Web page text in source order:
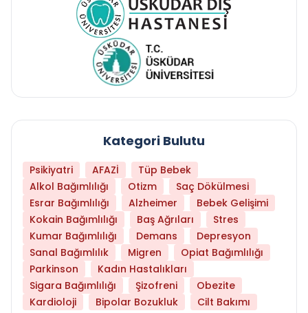
Kategori Bulutu
Psikiyatri AFAZİ
Tüp Bebek
Alkol Bağımlılığı
Otizm
Saç Dökülmesi
Esrar Bağımlılığı
Alzheimer
Bebek Gelişimi
Kokain Bağımlılığı
Baş Ağrıları
Stres
Kumar Bağımlılığı
Demans
Depresyon
Sanal Bağımlılık
Migren
Opiat Bağımlılığı
Parkinson
Kadın Hastalıkları
Sigara Bağımlılığı
Şizofreni
Obezite
Kardioloji
Bipolar Bozukluk Cilt Bakımı